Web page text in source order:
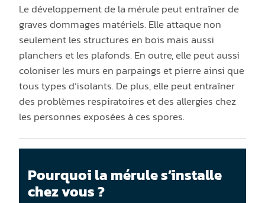
Le développement de la mérule peut entraîner de
graves dommages matériels. Elle attaque non
seulement les structures en bois mais aussi
planchers et les plafonds. En outre, elle peut aussi
coloniser les murs en parpaings et pierre ainsi que
tous types d’isolants. De plus, elle peut entraîner
des problèmes respiratoires et des allergies chez
les personnes exposées à ces spores.
Pourquoi la mérule s’installe
chez vous ?